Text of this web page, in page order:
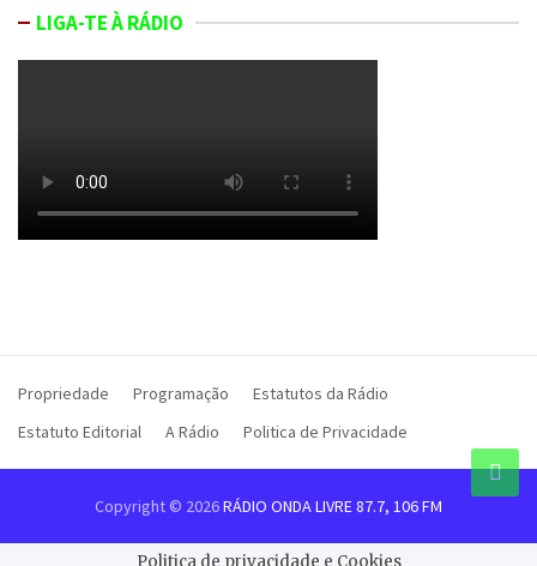
LIGA-TE À RÁDIO
Propriedade Programação
Estatutos da Rádio
Estatuto Editorial
A Rádio Politica de Privacidade
Copyright © 2026RÁDIO ONDA LIVRE 87.7, 106 FM
Politica de privacidade e Cookies